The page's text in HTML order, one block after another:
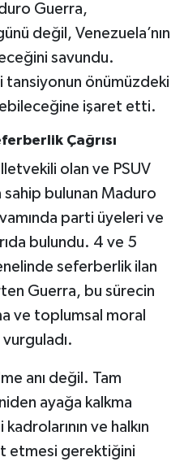
Guerra,
değil, Venezuela’nın
savundu.
tansiyonun önümüzdeki
işaret etti.
Çağrısı
olan ve PSUV
bulunan Maduro
parti üyeleri ve
bulundu. 4 ve 5
seferberlik ilan
Guerra, bu sürecin
ve toplumsal moral
anı değil. Tam
ayağa kalkma
ve halkın
etmesi gerektiğini